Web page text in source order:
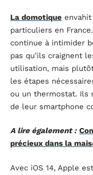
La domotique
particuliers en
continue à intimider
pas qu’ils craignent
utilisation, mais
les étapes
ou un thermostat. Ils
de leur smartphone
A lire également :
précieux dans la
Avec iOS 14, Apple